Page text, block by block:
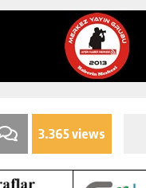
3.365 views